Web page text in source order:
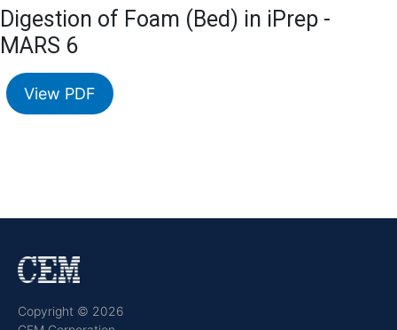
Digestion of Foam (Bed) in iPrep -
MARS 6
View PDF
Copyright © 2026